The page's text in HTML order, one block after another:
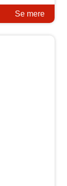
Se mere